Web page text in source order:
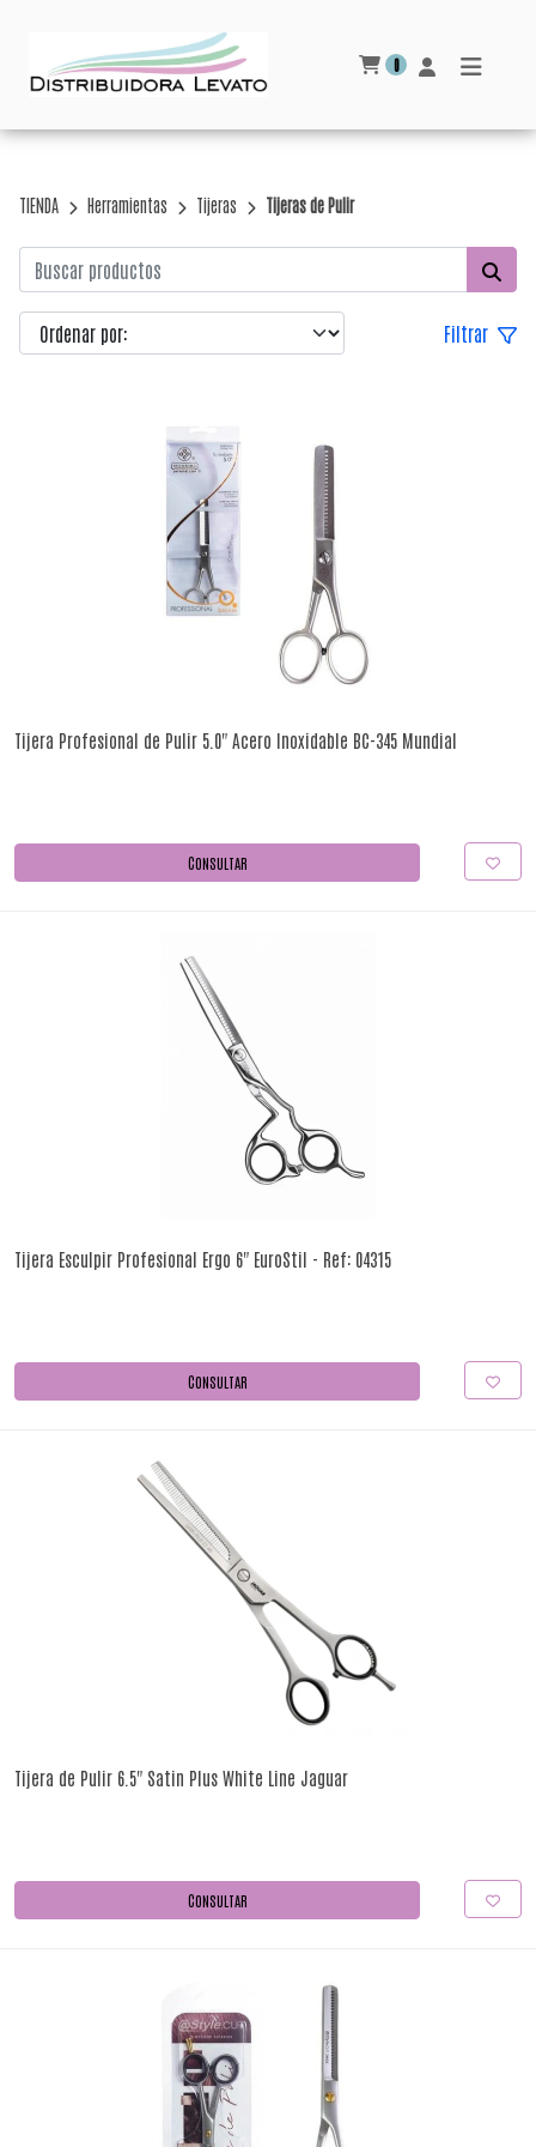
0
TIENDA Herramientas Tijeras Tijeras de Pulir
Filtrar
Tijera Profesional de Pulir 5.0" Acero Inoxidable BC-345 Mundial
CONSULTAR
Tijera Esculpir Profesional Ergo 6" EuroStil - Ref: 04315
CONSULTAR
Tijera de Pulir 6.5" Satin Plus White Line Jaguar
CONSULTAR